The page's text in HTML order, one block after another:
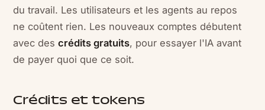
du travail. Les utilisateurs et les agents au repos
ne coûtent rien. Les nouveaux comptes débutent
avec descrédits gratuits, pour essayer l'IA avant
de payer quoi que ce soit.
Crédits et tokens